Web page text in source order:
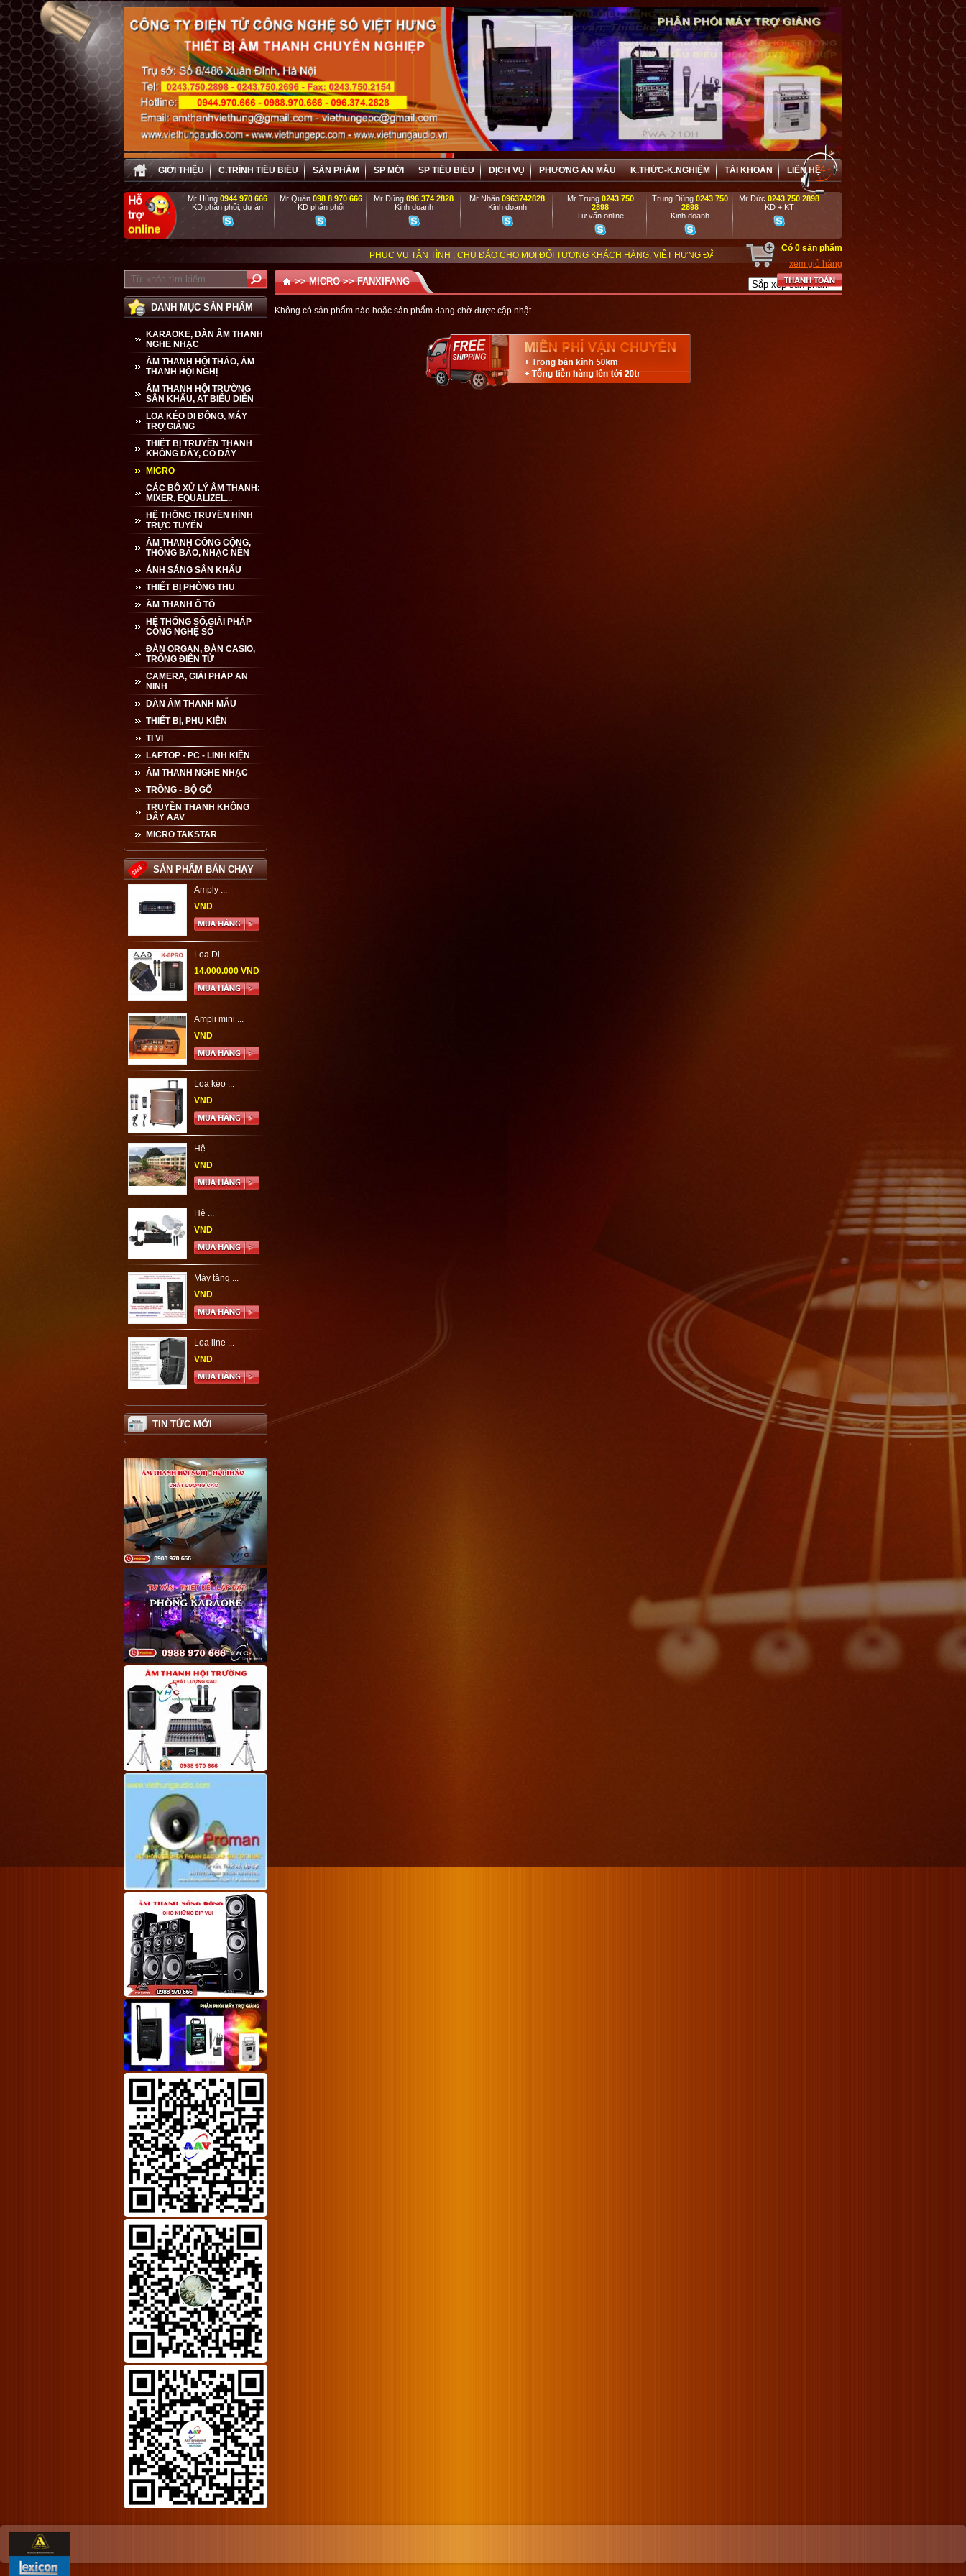
GIỚI THIỆU C.TRÌNH TIÊU BIỂU SẢN PHẨM SP MỚI SP TIÊU BIỂU DỊCH VỤ PHƯƠNG ÁN MẪU K.THỨC-K.NGHIỆM TÀI KHOẢN LIÊN HỆ
Mr Hùng0944 970 666
KD phân phối, dự án
Mr Quân 098 8 970 666
KD phân phối
Mr Dũng096 374 2828
Kinh doanh
Mr Nhân0963742828
Kinh doanh
Mr Trung 0243 750
2898
Tư vấn online
Trung Dũng 0243 750
2898
Kinh doanh
Mr Đức0243 750 2898
KD + KT
PHỤC VỤ TẬN TÌNH , CHU ĐÁO CHO MỌI ĐỐI TƯỢNG KHÁCH HÀNG, VIỆT HƯNG ĐẶC BIỆT ƯU ĐÃI VÀ HỢP TÁC HIỆU QUẢ VỚI CÁC DOANH NGHIỆP, DỰ
Có 0 sản phẩm
xem giỏ hàng
DANH MỤC SẢN PHẨM
KARAOKE, DÀN ÂM THANH
NGHE NHẠC
ÂM THANH HỘI THẢO, ÂM
THANH HỘI NGHỊ
ÂM THANH HỘI TRƯỜNG
SÂN KHẤU, AT BIỂU DIỄN
LOA KÉO DI ĐỘNG, MÁY
TRỢ GIẢNG
THIẾT BỊ TRUYỀN THANH
KHÔNG DÂY, CÓ DÂY
MICRO
CÁC BỘ XỬ LÝ ÂM THANH:
MIXER, EQUALIZEL...
HỆ THỐNG TRUYỀN HÌNH
TRỰC TUYẾN
ÂM THANH CÔNG CỘNG,
THÔNG BÁO, NHẠC NỀN
ÁNH SÁNG SÂN KHẤU
THIẾT BỊ PHÒNG THU
ÂM THANH Ô TÔ
HỆ THỐNG SỐ,GIẢI PHÁP
CÔNG NGHỆ SỐ
ĐÀN ORGAN, ĐÀN CASIO,
TRỐNG ĐIỆN TỬ
CAMERA, GIẢI PHÁP AN
NINH
DÀN ÂM THANH MẪU
THIẾT BỊ, PHỤ KIỆN
TI VI
LAPTOP - PC - LINH KIỆN
ÂM THANH NGHE NHẠC
TRỒNG - BỘ GÕ
TRUYỀN THANH KHÔNG
DÂY AAV
MICRO TAKSTAR
SẢN PHẨM BÁN CHẠY
Amply ...
VND
Loa Di ...
14.000.000 VND
Ampli mini ...
VND
Loa kéo ...
VND
Hệ ...
VND
Hệ ...
VND
Máy tăng ...
VND
Loa line ...
VND
TIN TỨC MỚI
>>MICRO>>FANXIFANG
Không có sản phẩm nào hoặc sản phẩm đang chờ được cập nhật.